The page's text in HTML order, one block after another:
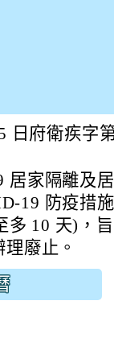
111年3
日府衛疾字
居家隔離及
19 防疫措
多 10 天)，
廢止。